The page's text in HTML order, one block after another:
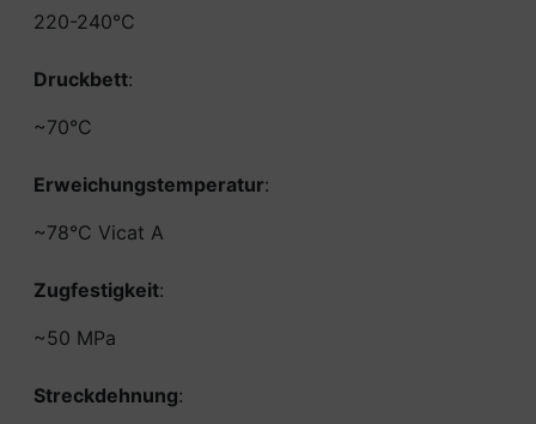
220-240°C
Druckbett:
~70°C
Erweichungstemperatur:
~78°C Vicat A
Zugfestigkeit:
~50 MPa
Streckdehnung: